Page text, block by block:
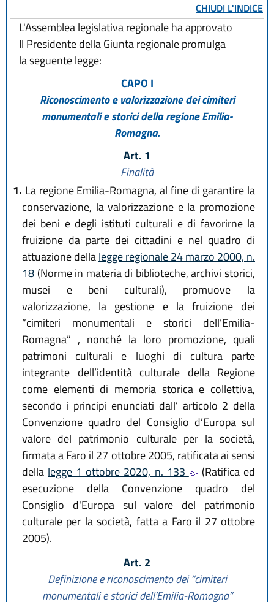
CHIUDI L'INDICE
L'Assemblea legislativa regionale ha approvato
Il Presidente della Giunta regionale promulga
la seguente legge:
CAPO I
Riconoscimento e valorizzazione dei cimiteri
monumentali e storici della regione Emilia-
Romagna.
Art. 1
Finalità
1. La regione Emilia-Romagna, al fine di garantire la
conservazione, la valorizzazione e la promozione
dei beni e degli istituti culturali e di favorirne la
fruizione da parte dei cittadini e nel quadro di
attuazione dellalegge regionale 24 marzo 2000, n.
18 (Norme in materia di biblioteche, archivi storici,
musei e beni culturali), promuove la
valorizzazione, la gestione e la fruizione dei
“cimiteri monumentali e storici dell’Emilia-
Romagna” , nonché la loro promozione, quali
patrimoni culturali e luoghi di cultura parte
integrante dell’identità culturale della Regione
come elementi di memoria storica e collettiva,
secondo i principi enunciati dall’ articolo 2 della
Convenzione quadro del Consiglio d’Europa sul
valore del patrimonio culturale per la società,
firmata a Faro il 27 ottobre 2005, ratificata ai sensi
della legge 1 ottobre 2020, n. 133
(Ratifica ed
esecuzione della Convenzione quadro del
Consiglio d'Europa sul valore del patrimonio
culturale per la società, fatta a Faro il 27 ottobre
2005).
Art. 2
Definizione e riconoscimento dei “cimiteri
monumentali e storici dell’Emilia-Romagna”